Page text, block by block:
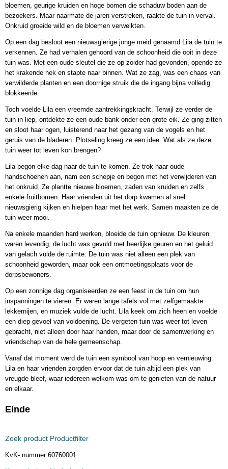
bloemen, geurige kruiden en hoge bomen die schaduw boden aan de
bezoekers. Maar naarmate de jaren verstreken, raakte de tuin in verval.
Onkruid groeide wild en de bloemen verwelkten.
Op een dag besloot een nieuwsgierige jonge meid genaamd Lila de tuin te
verkennen. Ze had verhalen gehoord van de schoonheid die ooit in deze
tuin was. Met een oude sleutel die ze op zolder had gevonden, opende ze
het krakende hek en stapte naar binnen. Wat ze zag, was een chaos van
verwilderde planten en een doornige struik die de ingang bijna volledig
blokkeerde.
Toch voelde Lila een vreemde aantrekkingskracht. Terwijl ze verder de
tuin in liep, ontdekte ze een oude bank onder een grote eik. Ze ging zitten
en sloot haar ogen, luisterend naar het gezang van de vogels en het
geruis van de bladeren. Plotseling kreeg ze een idee. Wat als ze deze
tuin weer tot leven kon brengen?
Lila begon elke dag naar de tuin te komen. Ze trok haar oude
handschoenen aan, nam een schepje en begon met het verwijderen van
het onkruid. Ze plantte nieuwe bloemen, zaden van kruiden en zelfs
enkele fruitbomen. Haar vrienden uit het dorp kwamen al snel
nieuwsgierig kijken en hielpen haar met het werk. Samen maakten ze de
tuin weer mooi.
Na enkele maanden hard werken, bloeide de tuin opnieuw. De kleuren
waren levendig, de lucht was gevuld met heerlijke geuren en het geluid
van gelach vulde de ruimte. De tuin was niet alleen een plek van
schoonheid geworden, maar ook een ontmoetingsplaats voor de
dorpsbewoners.
Op een zonnige dag organiseerden ze een feest in de tuin om hun
inspanningen te vieren. Er waren lange tafels vol met zelfgemaakte
lekkernijen, en muziek vulde de lucht. Lila keek om zich heen en voelde
een diep gevoel van voldoening. De vergeten tuin was weer tot leven
gebracht, niet alleen door haar handen, maar door de samenwerking en
vriendschap van de hele gemeenschap.
Vanaf dat moment werd de tuin een symbool van hoop en vernieuwing.
Lila en haar vrienden zorgden ervoor dat de tuin altijd een plek van
vreugde bleef, waar iedereen welkom was om te genieten van de natuur
en elkaar.
Einde
Zoek product Productfilter
KvK- nummer 60760001